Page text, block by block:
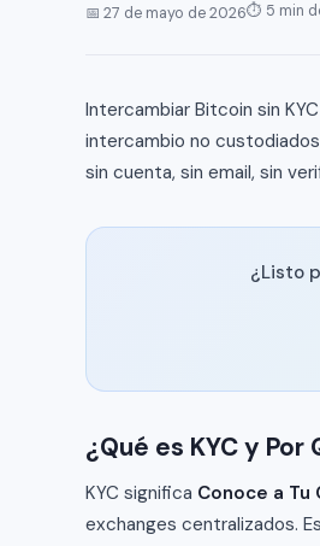
📅 27 de mayo de 2026⏱ 5 min
Intercambiar Bitcoin sin
intercambio no
sin cuenta, sin email, sin
¿Listo
¿Qué es KYC y Por
KYC significa Conoce a Tu
exchanges centralizados.